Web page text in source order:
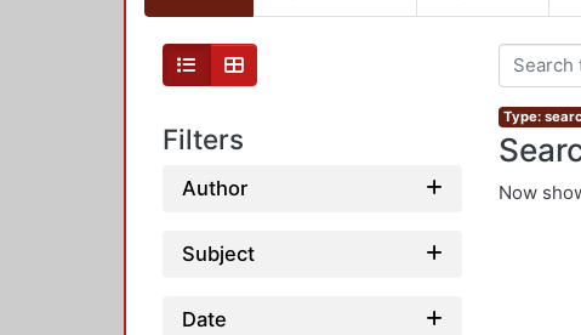
Filters
Author
Subject
Date
Type:
Now